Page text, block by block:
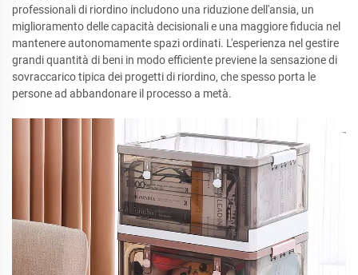
professionali di riordino includono una riduzione dell'ansia, un
miglioramento delle capacità decisionali e una maggiore fiducia nel
mantenere autonomamente spazi ordinati. L'esperienza nel gestire
grandi quantità di beni in modo efficiente previene la sensazione di
sovraccarico tipica dei progetti di riordino, che spesso porta le
persone ad abbandonare il processo a metà.